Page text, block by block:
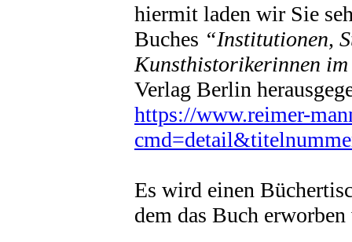
hiermit laden wir Sie
Buches “Institutionen,
Kunsthistorikerinnen
Verlag Berlin
https://www.reimer-
Es wird einen
dem das Buch